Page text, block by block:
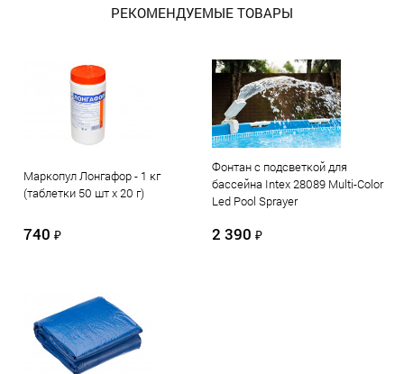
РЕКОМЕНДУЕМЫЕ ТОВАРЫ
Маркопул Лонгафор - 1 кг
(таблетки 50 шт х 20 г)
740 ₽
Фонтан с подсветкой для
бассейна Intex 28089 Multi-Color
Led Pool Sprayer
2 390 ₽